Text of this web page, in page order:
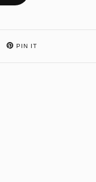
PIN IT